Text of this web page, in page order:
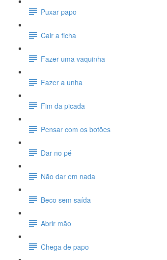
Puxar papo
Cair a ficha
Fazer uma vaquinha
Fazer a unha
Fim da picada
Pensar com os botões
Dar no pé
Não dar em nada
Beco sem saída
Abrir mão
Chega de papo